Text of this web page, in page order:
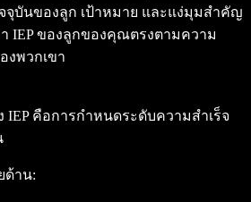
จุบันของลูก เป้าหมาย และแง่มุมสำคัญ
IEP ของลูกของคุณตรงตามความ
งพวกเขา
คือการกำหนดระดับความสำเร็จ
ด้าน: